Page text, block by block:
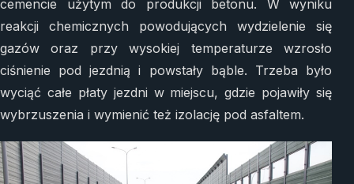
cemencie użytym do produkcji betonu. W wyniku
reakcji chemicznych powodujących wydzielenie się
gazów oraz przy wysokiej temperaturze wzrosło
ciśnienie pod jezdnią i powstały bąble. Trzeba było
wyciąć całe płaty jezdni w miejscu, gdzie pojawiły się
wybrzuszenia i wymienić też izolację pod asfaltem.